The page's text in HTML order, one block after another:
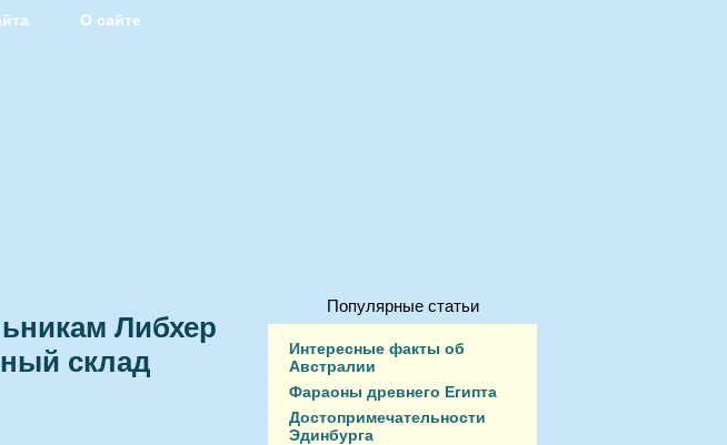
О сайте
Либхер
склад
Популярные статьи
Интересные факты об
Австралии
Фараоны древнего Египта
Достопримечательности
Эдинбурга